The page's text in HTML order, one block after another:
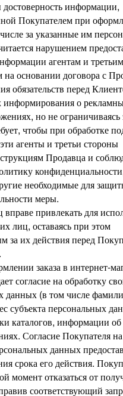
информации,
Покупателем при
за указанные им
нарушением
агентам и
основании договора с
обязательств перед
информирования о
но не ограничиваясь
чтобы при обработке
агенты и третьи стороны
Продавца и
необходимые для
меры.
привлекать для
лиц, оставаясь при этом
за их действия перед
заказа в интернет-
согласие на обработку
данных (в том числе
субъекта персональных
каталогов, информации
Согласие Покупателя на
данных
срока его действия.
момент отказаться от
соответствующий